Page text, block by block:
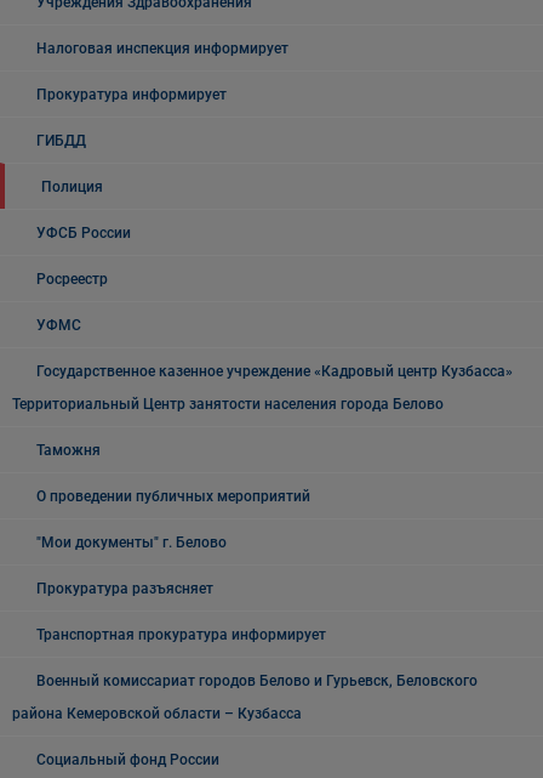
Налоговая инспекция информирует
Прокуратура информирует
ГИБДД
Полиция
УФСБ России
Росреестр
УФМС
Государственное казенное учреждение «Кадровый центр Кузбасса»
Территориальный Центр занятости населения города Белово
Таможня
О проведении публичных мероприятий
"Мои документы" г. Белово
Прокуратура разъясняет
Транспортная прокуратура информирует
Военный комиссариат городов Белово и Гурьевск, Беловского
района Кемеровской области – Кузбасса
Социальный фонд России